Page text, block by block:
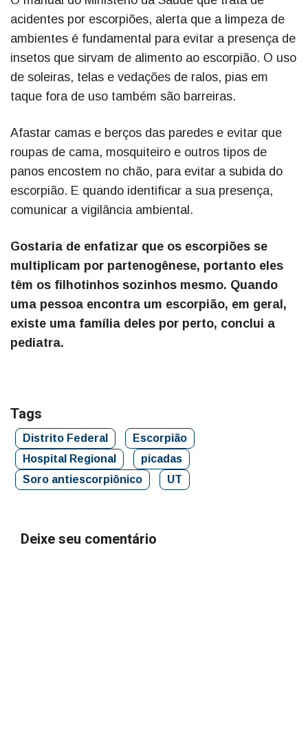
acidentes por escorpiões, alerta que a limpeza de
ambientes é fundamental para evitar a presença de
insetos que sirvam de alimento ao escorpião. O uso
de soleiras, telas e vedações de ralos, pias em
taque fora de uso também são barreiras.
Afastar camas e berços das paredes e evitar que
roupas de cama, mosquiteiro e outros tipos de
panos encostem no chão, para evitar a subida do
escorpião. E quando identificar a sua presença,
comunicar a vigilância ambiental.
Gostaria de enfatizar que os escorpiões se
multiplicam por partenogênese, portanto eles
têm os filhotinhos sozinhos mesmo. Quando
uma pessoa encontra um escorpião, em geral,
existe uma família deles por perto, conclui a
pediatra.
Tags
Distrito Federal
Escorpião
Hospital Regional
picadas
Soro antiescorpiônico
UT
Deixe seu comentário